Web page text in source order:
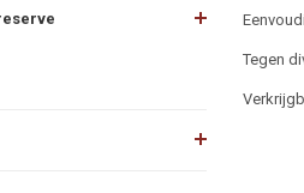
Tegen